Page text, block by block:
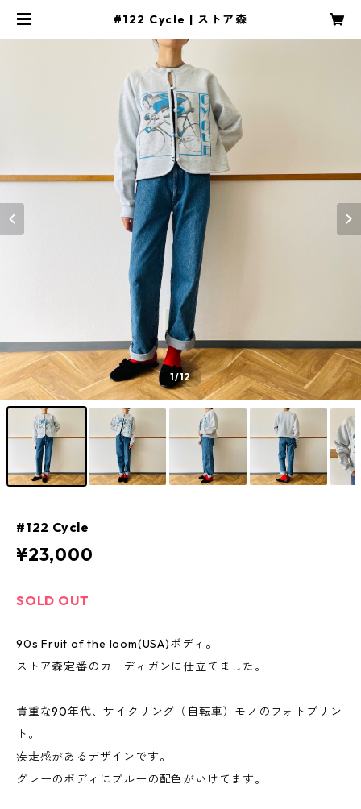
#122 Cycle | ストア森
1/12
#122 Cycle
¥23,000
SOLD OUT
90s Fruit of the loom(USA)ボディ。
ストア森定番のカーディガンに仕立てました。
貴重な90年代、サイクリング（自転車）モノのフォトプリン
ト。
疾走感があるデザインです。
グレーのボディにブルーの配色がいけてます。